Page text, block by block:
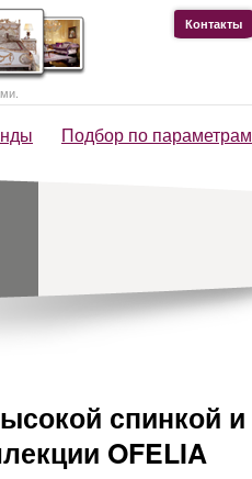
Подбор по параметрам
Контакты
спинкой и
OFELIA